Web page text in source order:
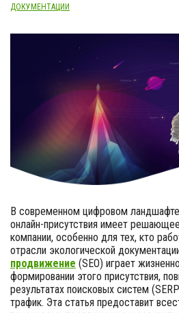
ДОКУМЕНТАЦИИ
В современном цифровом
онлайн-присутствия имеет
компании, особенно для тех, кто
отрасли экологической
продвижение (SEO) играет
формировании этого присутствия,
результатах поисковых систем
трафик. Эта статья предоставит